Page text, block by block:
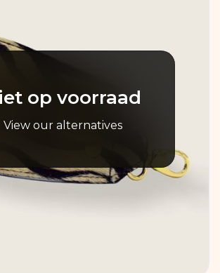
op voorraad
View our alternatives